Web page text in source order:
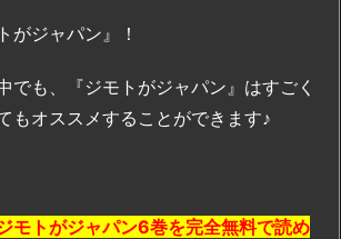
がジャパン』！
でも、『ジモトがジャパン』はすごく
もオススメすることができます♪
モトがジャパン6巻を完全無料で読め